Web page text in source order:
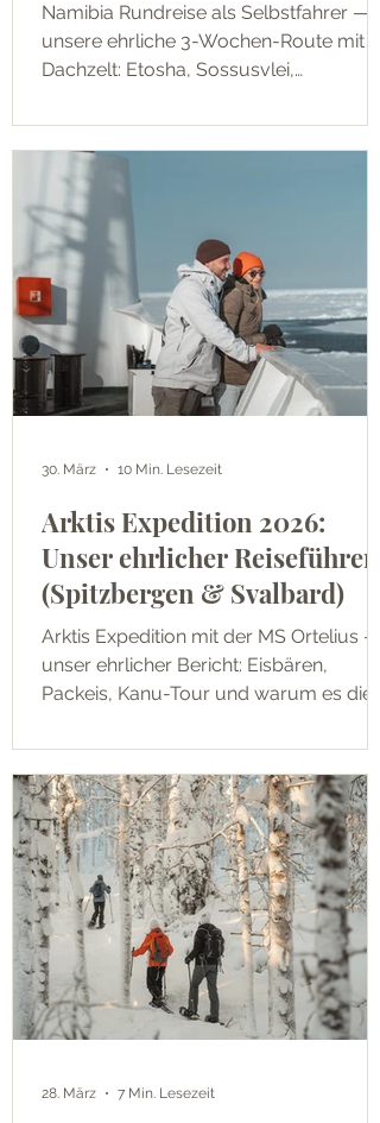
Namibia Rundreise als Selbstfahrer —
unsere ehrliche 3-Wochen-Route mit
Dachzelt: Etosha, Sossusvlei,
Tipps die du wirklich brauchst.
Arktis Expedition 2026:
Unser ehrlicher Reiseführer
(Spitzbergen & Svalbard)
Arktis Expedition mit der MS Ortelius –
unser ehrlicher Bericht: Eisbären,
Packeis, Kanu-Tour und warum es die
Lebens war.
30. März 10 Min. Lesezeit
28. März 7 Min. Lesezeit